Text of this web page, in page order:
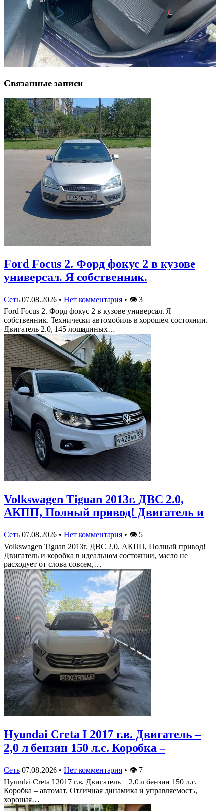
Связанные записи
Ford Focus 2. Форд фокус 2 в кузове
универсал. Я собственник.
Сеть 07.08.2026 • Нет комментария • 👁 3
Ford Focus 2. Форд фокус 2 в кузове универсал. Я
собственник. Технически автомобиль в хорошем состоянии.
Двигатель 2.0, 145 лошадиных…
Volkswagen Tiguan 2013г. ДВС 2.0,
АКПП, Полный привод! Двигатель и
Сеть 07.08.2026 • Нет комментария • 👁 5
Volkswagen Tiguan 2013г. ДВС 2.0, АКПП, Полный привод!
Двигатель и коробка в идеальном состоянии, масло не
расходует от слова совсем,…
Hyundai Creta I 2017 г.в. Двигатель –
2,0 л бензин 150 л.с. Коробка –
Сеть 07.08.2026 • Нет комментария • 👁 7
Hyundai Creta I 2017 г.в. Двигатель – 2,0 л бензин 150 л.с.
Коробка – автомат. Отличная динамика и управляемость,
хорошая…